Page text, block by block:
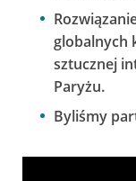
globalnych
sztucznej
Paryżu.
Byliśmy